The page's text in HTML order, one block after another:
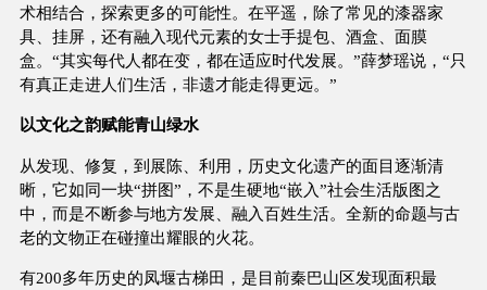
术相结合，探索更多的可能性。在平遥，除了常见的漆器家
具、挂屏，还有融入现代元素的女士手提包、酒盒、面膜
盒。“其实每代人都在变，都在适应时代发展。”薛梦瑶说，“只
有真正走进人们生活，非遗才能走得更远。”
以文化之韵赋能青山绿水
从发现、修复，到展陈、利用，历史文化遗产的面目逐渐清
晰，它如同一块“拼图”，不是生硬地“嵌入”社会生活版图之
中，而是不断参与地方发展、融入百姓生活。全新的命题与古
老的文物正在碰撞出耀眼的火花。
有200多年历史的凤堰古梯田，是目前秦巴山区发现面积最